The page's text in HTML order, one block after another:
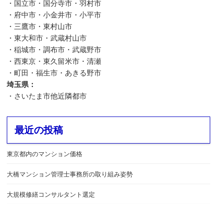
・国立市・国分寺市・羽村市
・府中市・小金井市・小平市
・三鷹市・東村山市
・東大和市・武蔵村山市
・稲城市・調布市・武蔵野市
・西東京・東久留米市・清瀬
・町田・福生市・あきる野市
埼玉県：
・さいたま市他近隣都市
最近の投稿
東京都内のマンション価格
大橋マンション管理士事務所の取り組み姿勢
大規模修繕コンサルタント選定